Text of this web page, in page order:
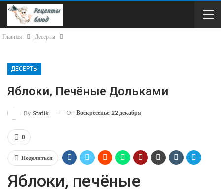
Главная Десерты
ДЕСЕРТЫ
Яблоки, Печёные Дольками
By Statik On Воскресенье, 22 декабря
0
Поделиться
Яблоки, печёные